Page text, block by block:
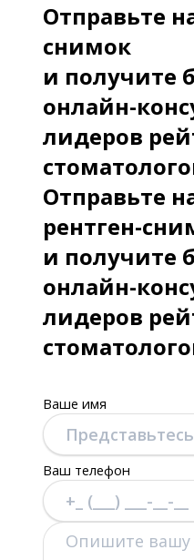
Отправьте
снимок
и получите
онлайн-
лидеров
Отправьте
рентген-
и получите
онлайн-
лидеров
Ваше имя
Ваш телефон